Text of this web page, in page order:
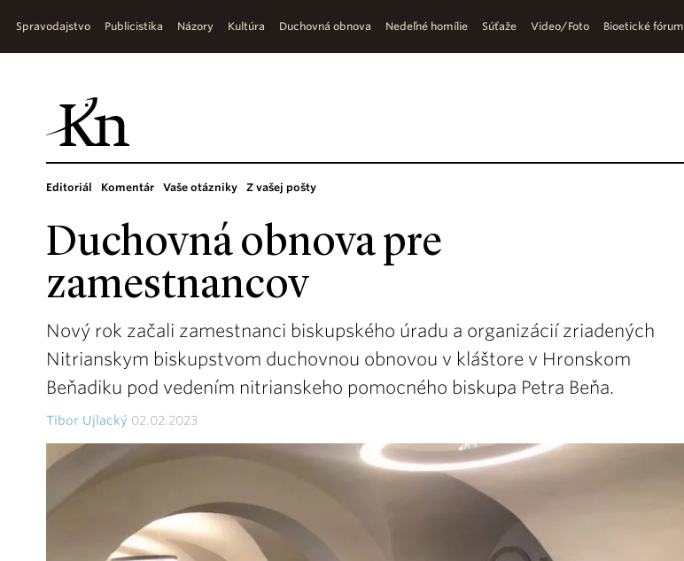
Spravodajstvo Publicistika Názory Kultúra Duchovná obnova Nedeľné homílie Súťaže Video/Foto Bioetické fórum
Editoriál Komentár Vaše otázniky Z vašej pošty
Duchovná obnova pre
zamestnancov
Nový rok začali zamestnanci biskupského úradu a organizácií zriadených
Nitrianskym biskupstvom duchovnou obnovou v kláštore v Hronskom
Beňadiku pod vedením nitrianskeho pomocného biskupa Petra Beňa.
Tibor Ujlacký 02.02.2023